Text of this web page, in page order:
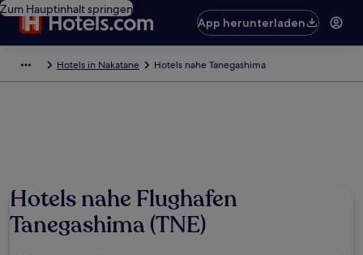
Zum Hauptinhalt springen
App herunterladen
Hotels in Nakatane Hotels nahe Tanegashima
Hotels nahe Flughafen
Tanegashima (TNE)